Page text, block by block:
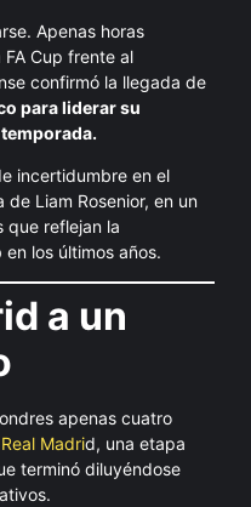
Apenas horas
Cup frente al
confirmó la llegada de
para liderar su
incertidumbre en el
Liam Rosenior, en un
que reflejan la
los últimos años.
a un
apenas cuatro
Madrid, una etapa
terminó diluyéndose